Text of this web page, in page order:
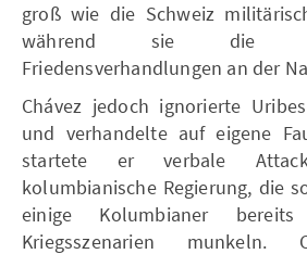
groß wie die Schweiz
während sie die
Friedensverhandlungen an der
Chávez jedoch ignorierte
und verhandelte auf eigene
startete er verbale
kolumbianische Regierung, die
einige Kolumbianer
Kriegsszenarien munkeln.